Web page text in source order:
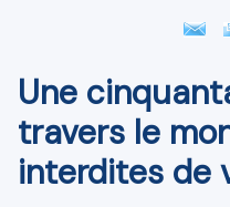
Une
travers le
interdites de